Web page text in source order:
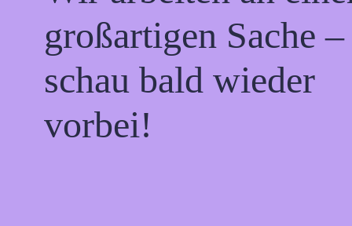
großartigen Sache –
schau bald wieder
vorbei!